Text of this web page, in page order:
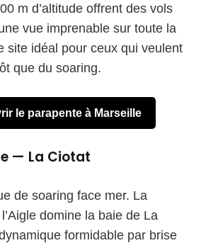
m d’altitude offrent des vols
vue imprenable sur toute la
site idéal pour ceux qui veulent
que du soaring.
le parapente à Marseille
— La Ciotat
de soaring face mer. La
domine la baie de La
formidable par brise